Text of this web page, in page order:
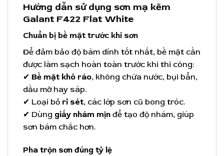
Hướng dẫn sử dụng sơn mạ kẽm
Galant F422 Flat White
Chuẩn bị bề mặt trước khi sơn
Để đảm bảo độ bám dính tốt nhất, bề mặt cần
được làm sạch hoàn toàn trước khi thi công:
✔ Bề mặt khô ráo, không chứa nước, bụi bẩn,
dầu mỡ hay sáp.
✔ Loại bỏ rỉ sét, các lớp sơn cũ bong tróc.
✔ Dùng giấy nhám mịn để tạo độ nhám, giúp
sơn bám chắc hơn.
Pha trộn sơn đúng tỷ lệ